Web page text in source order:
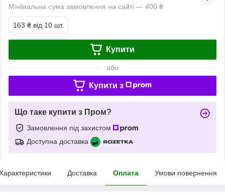
Мінімальна сума замовлення на сайті — 400 ₴
163 ₴ від 10 шт.
Купити
або
Купити з
Що таке купити з Пром?
Замовлення під захистом
Доступна доставка
Доставка Оплата Умови повернення